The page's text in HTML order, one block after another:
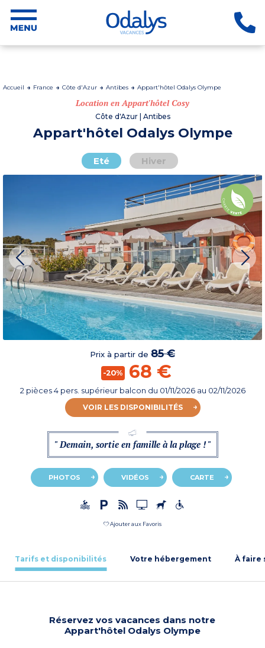
Accueil France Côte d'Azur Antibes Appart'hôtel Odalys Olympe
Location en Appart'hôtel Cosy
Côte d'Azur | Antibes
Appart'hôtel Odalys Olympe
Eté Hiver
Prix à partir de 85 €
-20% 68 €
2 pièces 4 pers. supérieur balcon du 01/11/2026au 02/11/2026
VOIR LES DISPONIBILITÉS
" Demain, sortie en famille à la plage ! "
PHOTOS VIDÉOS CARTE
Ajouter aux Favoris
Tarifs et disponibilités Votre hébergement À faire
Réservez vos vacances dans notre
Appart'hôtel Odalys Olympe